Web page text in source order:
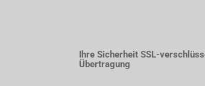
Ihre Sicherheit SSL-
Übertragung